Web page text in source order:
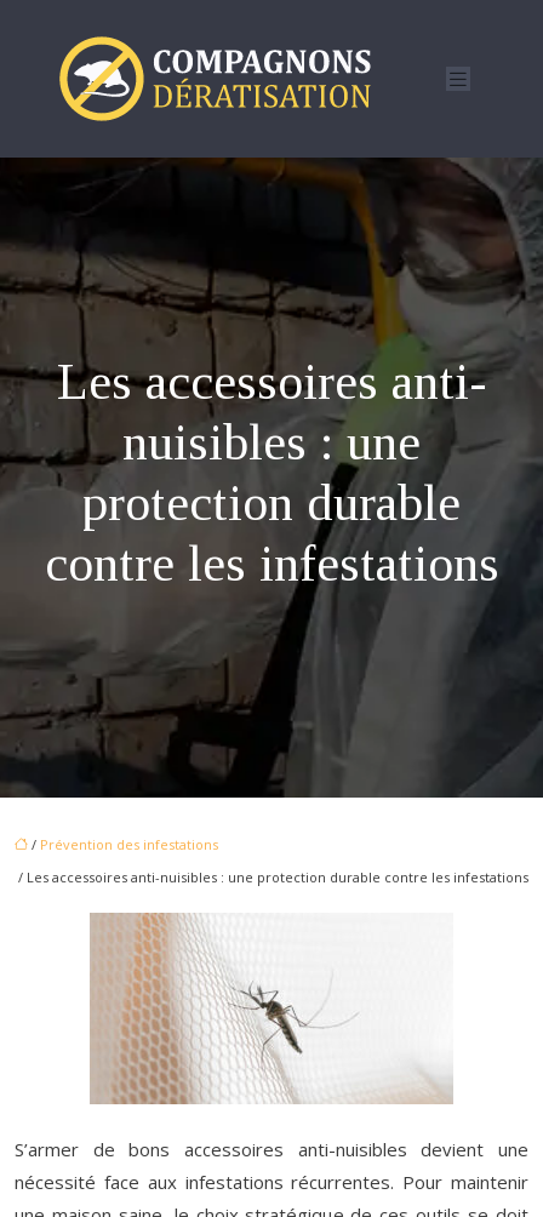
Les accessoires anti-
nuisibles : une
protection durable
contre les infestations
/ Prévention des infestations
/ Les accessoires anti-nuisibles : une protection durable contre les infestations
S’armer de bons accessoires anti-nuisibles devient une
nécessité face aux infestations récurrentes. Pour maintenir